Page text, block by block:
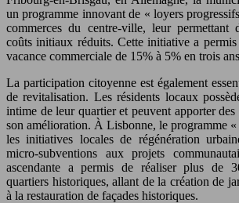
un programme innovant de « loyers
commerces du centre-ville, leur permettant
coûts initiaux réduits. Cette initiative a
vacance commerciale de 15% à 5% en trois
La participation citoyenne est également
de revitalisation. Les résidents locaux
intime de leur quartier et peuvent apporter des
son amélioration. À Lisbonne, le programme
les initiatives locales de régénération
micro-subventions aux projets
ascendante a permis de réaliser plus de
quartiers historiques, allant de la création de
à la restauration de façades historiques.